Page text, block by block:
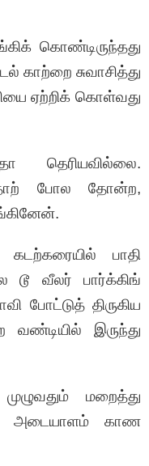
கொண்டிருந்தது
காற்றை சுவாசித்து
ஏற்றிக் கொள்வது
தெரியவில்லை.
போல தோன்ற,
பாதி
டூ வீலர் பார்க்கிங்
போட்டுத் திருகிய
வண்டியில் இருந்து
மறைத்து
அடையாளம் காண